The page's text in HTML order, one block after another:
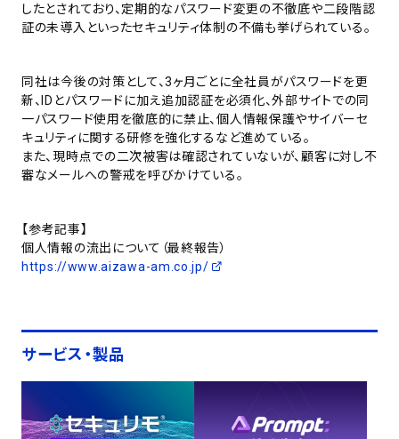
したとされており、定期的なパスワード変更の不徹底や二段階認
証の未導入といったセキュリティ体制の不備も挙げられている。
同社は今後の対策として、3ヶ月ごとに全社員がパスワードを更
新、IDとパスワードに加え追加認証を必須化、外部サイトでの同
一パスワード使用を徹底的に禁止、個人情報保護やサイバーセ
キュリティに関する研修を強化するなど進めている。
また、現時点での二次被害は確認されていないが、顧客に対し不
審なメールへの警戒を呼びかけている。
【参考記事】
個人情報の流出について（最終報告）
https://www.aizawa-am.co.jp/
サービス・製品